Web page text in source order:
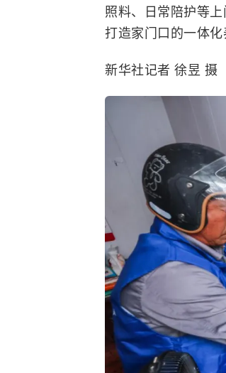
照料、日常陪护等
打造家门口的一体化
新华社记者 徐昱 摄